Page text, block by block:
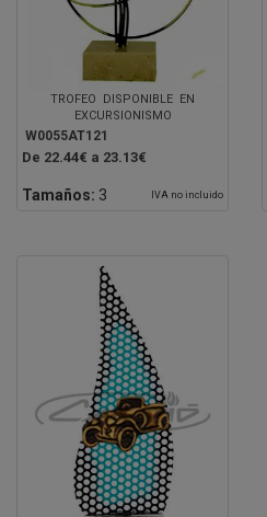
TROFEO DISPONIBLE EN
EXCURSIONISMO
W0055AT121
De 22.44€ a 23.13€
Tamaños: 3 IVA no incluido